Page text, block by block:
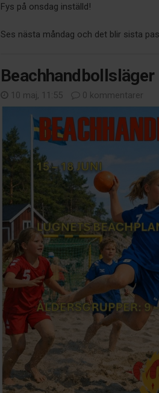
Fys på onsdag inställd!
Ses nästa måndag och det blir sista
Beachhandbollsläger
10 maj, 11:55 0 kommentarer